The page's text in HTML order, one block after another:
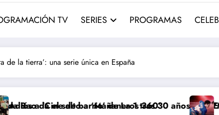
TV SERIES PROGRAMAS
de la tierra’: una serie única en España
360’
de La 1 tras 30 años: RTVE cambia su gran
‘Más que rivales’